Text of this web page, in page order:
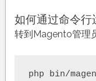
如何通过命令行
转到Magento管理
php bin/